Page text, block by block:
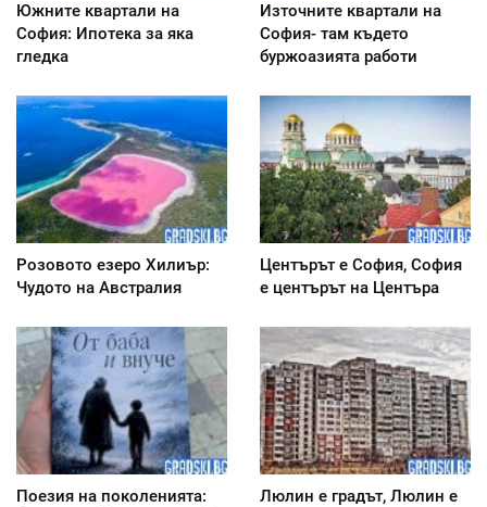
Южните квартали на
София: Ипотека за яка
гледка
Източните квартали на
София- там където
буржоазията работи
Розовото езеро Хилиър:
Чудото на Австралия
Центърът е София, София
е центърът на Центъра
Поезия на поколенията:
Люлин е градът, Люлин е